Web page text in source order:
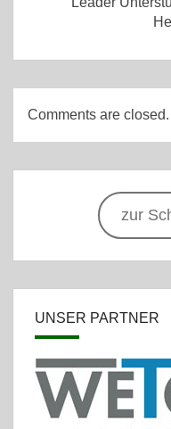
Comments are closed.
zur
UNSER PARTNER